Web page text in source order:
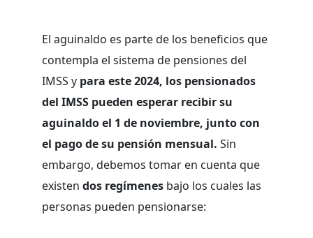
El aguinaldo es parte de los beneficios que
contempla el sistema de pensiones del
IMSS y para este 2024, los pensionados
del IMSS pueden esperar recibir su
aguinaldo el 1 de noviembre, junto con
el pago de su pensión mensual. Sin
embargo, debemos tomar en cuenta que
existen dos regímenes bajo los cuales las
personas pueden pensionarse: